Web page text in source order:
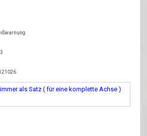
als Satz ( für eine komplette Achse )